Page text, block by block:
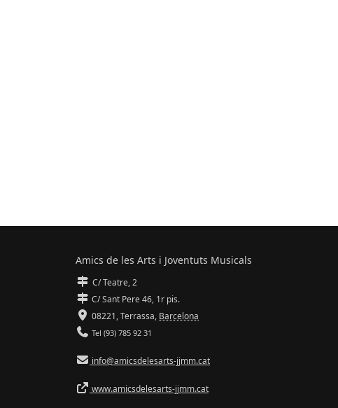
Amics de les Arts i Joventuts Musicals
C/ Teatre, 2
C/ Sant Pere 46, 1r pis.
08221,Terrassa, Barcelona
Tel (93) 785 92 31
info@amicsdelesarts-jjmm.cat
www.amicsdelesarts-jjmm.cat